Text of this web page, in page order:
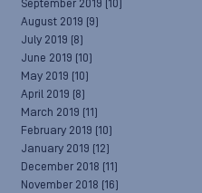
September 2019 (10)
August 2019 (9)
July 2019 (8)
June 2019 (10)
May 2019 (10)
April 2019 (8)
March 2019 (11)
February 2019 (10)
January 2019 (12)
December 2018 (11)
November 2018 (16)